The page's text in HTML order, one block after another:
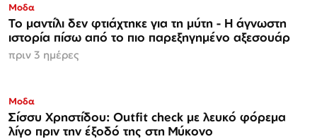
Μοδα
Το μαντίλι δεν φτιάχτηκε για τη μύτη - Η άγνωστη
ιστορία πίσω από το πιο παρεξηγημένο αξεσουάρ
πριν 3 ημέρες
Μοδα
Σίσσυ Χρηστίδου: Outfit check με λευκό φόρεμα
λίγο πριν την έξοδό της στη Μύκονο